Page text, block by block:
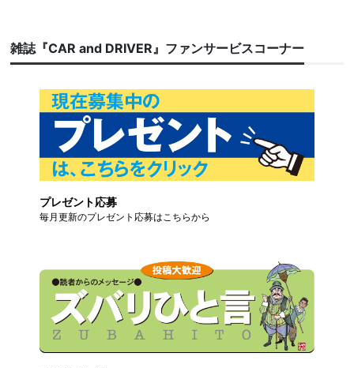
雑誌『CAR and DRIVER』ファンサービスコーナー
プレゼント応募
毎月更新のプレゼント応募はこちらから